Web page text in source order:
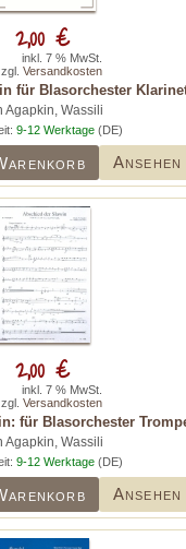
für Blasorchester
Agapkin, Wassili
9-12 Werktage (DE)
Ansehen
2,00 €
inkl. 7 % MwSt.
Versandkosten
für Blasorchester
Agapkin, Wassili
9-12 Werktage (DE)
Ansehen
2,00 €
inkl. 7 % MwSt.
Versandkosten